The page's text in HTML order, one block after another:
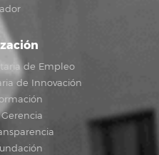
de Empleo
de Innovación